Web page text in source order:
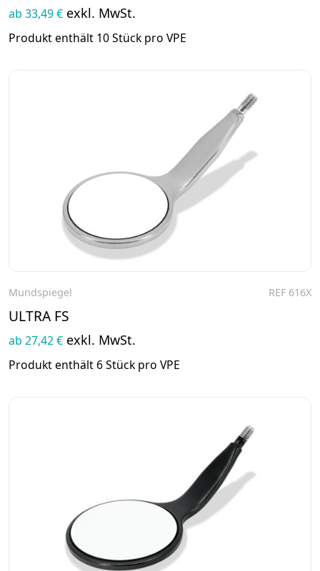
ab 33,49 € exkl. MwSt.
Produkt enthält 10 Stück pro VPE
Mundspiegel REF 616X
ULTRA FS
ab 27,42 € exkl. MwSt.
Produkt enthält 6 Stück pro VPE